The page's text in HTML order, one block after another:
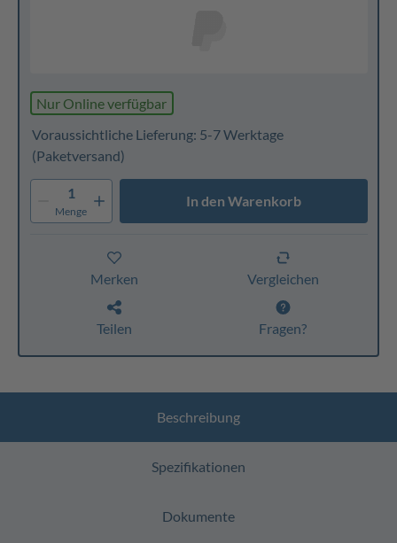
Nur Online verfügbar
Voraussichtliche Lieferung: 5-7 Werktage
(Paketversand)
1
Menge
In den Warenkorb
Merken Vergleichen
Teilen Fragen?
Beschreibung
Spezifikationen
Dokumente